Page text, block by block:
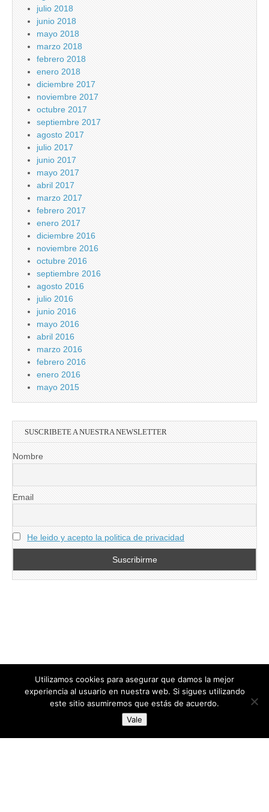
julio 2018
junio 2018
mayo 2018
marzo 2018
febrero 2018
enero 2018
diciembre 2017
noviembre 2017
octubre 2017
septiembre 2017
agosto 2017
julio 2017
junio 2017
mayo 2017
abril 2017
marzo 2017
febrero 2017
enero 2017
diciembre 2016
noviembre 2016
octubre 2016
septiembre 2016
agosto 2016
julio 2016
junio 2016
mayo 2016
abril 2016
marzo 2016
febrero 2016
enero 2016
mayo 2015
SUSCRIBETE A NUESTRA NEWSLETTER
Nombre
Email
He leido y acepto la politica de privacidad
directoresdeseguridad.es
Diseñado por Centro Andaluz de Estudios y Entrenamiento
Utilizamos cookies para asegurar que damos la mejor
experiencia al usuario en nuestra web. Si sigues utilizando
este sitio asumiremos que estás de acuerdo.
Vale